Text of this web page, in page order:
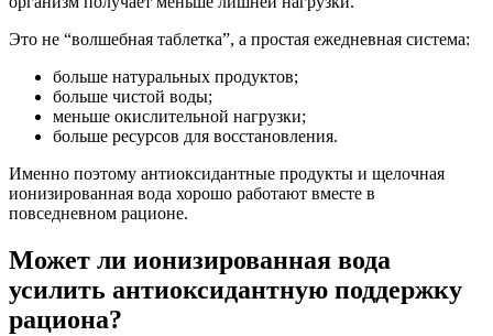
Это не “волшебная таблетка”, а простая ежедневная система:
больше натуральных продуктов;
больше чистой воды;
меньше окислительной нагрузки;
больше ресурсов для восстановления.
Именно поэтому антиоксидантные продукты и щелочная
ионизированная вода хорошо работают вместе в
повседневном рационе.
Может ли ионизированная вода
усилить антиоксидантную поддержку
рациона?